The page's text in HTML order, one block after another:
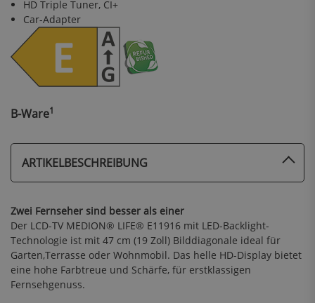
HD Triple Tuner, CI+
Car-Adapter
B-Ware1
ARTIKELBESCHREIBUNG
Zwei Fernseher sind besser als einer
Der LCD-TV MEDION® LIFE® E11916 mit LED-Backlight-
Technologie ist mit 47 cm (19 Zoll) Bilddiagonale ideal für
Garten,Terrasse oder Wohnmobil. Das helle HD-Display bietet
eine hohe Farbtreue und Schärfe, für erstklassigen
Fernsehgenuss.